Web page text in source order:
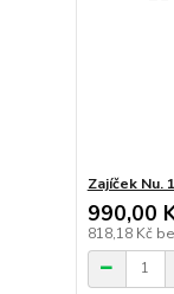
Zajíček Nu.
990,00
818,18 Kč